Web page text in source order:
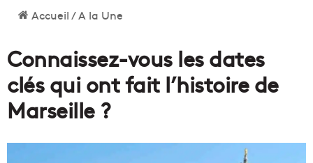
Accueil/A la Une
Connaissez-vous les dates
clés qui ont fait l’histoire de
Marseille ?